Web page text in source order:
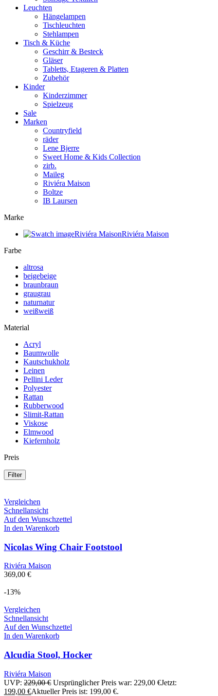
Leuchten
Hängelampen
Tischleuchten
Stehlampen
Tisch & Küche
Geschirr & Besteck
Gläser
Tabletts, Etageren & Platten
Zubehör
Kinder
Kinderzimmer
Spielzeug
Sale
Marken
Countryfield
räder
Lene Bjerre
Sweet Home & Kids Collection
zirb.
Maileg
Riviéra Maison
Boltze
IB Laursen
Marke
Riviéra MaisonRiviéra Maison
Farbe
altrosa
beigebeige
braunbraun
graugrau
naturnatur
weißweiß
Material
Acryl
Baumwolle
Kautschukholz
Leinen
Pellini Leder
Polyester
Rattan
Rubberwood
Slimit-Rattan
Viskose
Elmwood
Kiefernholz
Preis
Filter
Vergleichen
Schnellansicht
Auf den Wunschzettel
In den Warenkorb
Nicolas Wing Chair Footstool
Riviéra Maison
369,00 €
-13%
Vergleichen
Schnellansicht
Auf den Wunschzettel
In den Warenkorb
Alcudia Stool, Hocker
Riviéra Maison
UVP: 229,00€ Ursprünglicher Preis war: 229,00 €Jetzt:
199,00 €Aktueller Preis ist: 199,00 €.